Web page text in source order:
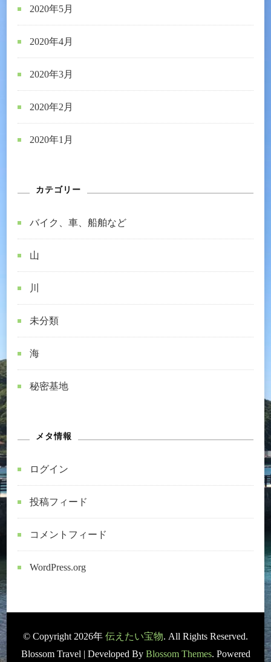
2020年5月
2020年4月
2020年3月
2020年2月
2020年1月
カテゴリー
バイク、車、船舶など
山
川
未分類
海
秘密基地
メタ情報
ログイン
投稿フィード
コメントフィード
WordPress.org
© Copyright 2026年 伝えたい宝物. All Rights Reserved.
Blossom Travel | Developed By Blossom Themes. Powered